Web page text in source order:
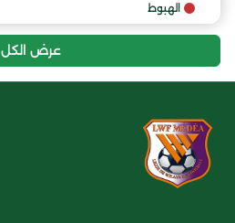
الهبوط
عرض الكل